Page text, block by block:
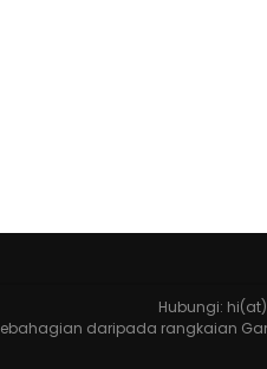
Hubungi:
daripada rangkaian